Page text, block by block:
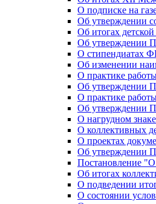
О подписке на
Об утверждении
Об итогах
Об утверждении
О стипендиатах
Об изменении
О практике
Об утверждении
О практике
Об утверждении
О нагрудном
О коллективных
О проектах
Об утверждении
Постановление
Об итогах
О подведении
О состоянии